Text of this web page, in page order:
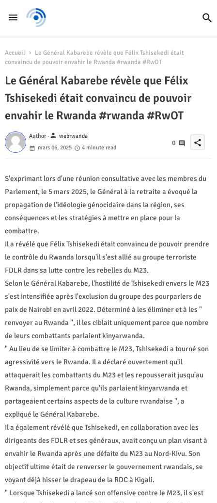
Accueil
Le Général Kabarebe révèle que Félix Tshisekedi était
convaincu de pouvoir envahir le Rwanda #rwanda #RwOT
Le Général Kabarebe révèle que Félix
Tshisekedi était convaincu de pouvoir
envahir le Rwanda #rwanda #RwOT
Author -person webrwanda
mars 06, 2025
4 minute read
0 share
S'exprimant lors d'une réunion consultative avec les membres du
Parlement, le 5 mars 2025, le Général à la retraite a évoqué la
propagation de l'idéologie génocidaire dans la région, ses
conséquences et les stratégies à mettre en place pour la
combattre.
Il a révélé que Félix Tshisekedi était convaincu de pouvoir prendre
le contrôle du Rwanda lorsqu'il s'est allié au groupe terroriste
FDLR dans sa lutte contre les rebelles du M23.
Selon le Général Kabarebe, l'hostilité de Tshisekedi envers le M23
s'est intensifiée après l'exclusion du groupe des pourparlers de
paix de Nairobi en avril 2022. Déterminé à les éliminer et à les "
renvoyer au Rwanda ", il les ciblait uniquement parce que nombre
de leurs combattants parlaient kinyarwanda.
" Au lieu de se limiter à combattre le M23, Tshisekedi a tourné son
agressivité vers le Rwanda. Il a déclaré ouvertement qu'il
attaquerait les combattants du M23 et les repousserait jusqu'au
Rwanda, simplement parce qu'ils parlaient kinyarwanda et
partageaient certains aspects de la culture rwandaise ", a
expliqué le Général Kabarebe.
Il a également révélé que Tshisekedi, en collaboration avec les
dirigeants des FDLR et ses généraux, avait conçu un plan visant à
envahir le Rwanda après une défaite du M23 au Nord-Kivu. Son
objectif ultime était de renverser le gouvernement rwandais, se
voyant déjà hisser le drapeau de la RDC à Kigali.
" Lorsque Tshisekedi a lancé son offensive contre le M23, il s'est